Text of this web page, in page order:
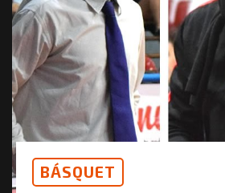
BÁSQUET